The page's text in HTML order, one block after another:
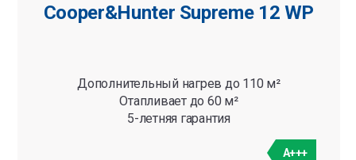
Cooper&Hunter Supreme 12 WP
Дополнительный нагрев до 110 м²
Отапливает до 60 м²
5-летняя гарантия
A+++